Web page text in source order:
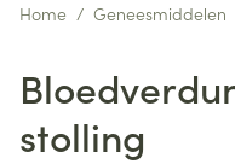
Home / Geneesmiddelen
stolling